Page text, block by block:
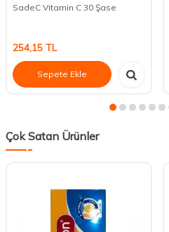
SadeC Vitamin C 30 Şase
254,15 TL
Sepete Ekle
Çok Satan Ürünler